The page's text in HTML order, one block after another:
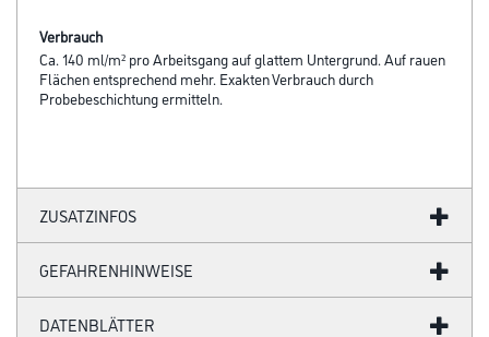
Verbrauch
Ca. 140 ml/m² pro Arbeitsgang auf glattem Untergrund. Auf rauen
Flächen entsprechend mehr. Exakten Verbrauch durch
Probebeschichtung ermitteln.
ZUSATZINFOS
GEFAHRENHINWEISE
DATENBLÄTTER